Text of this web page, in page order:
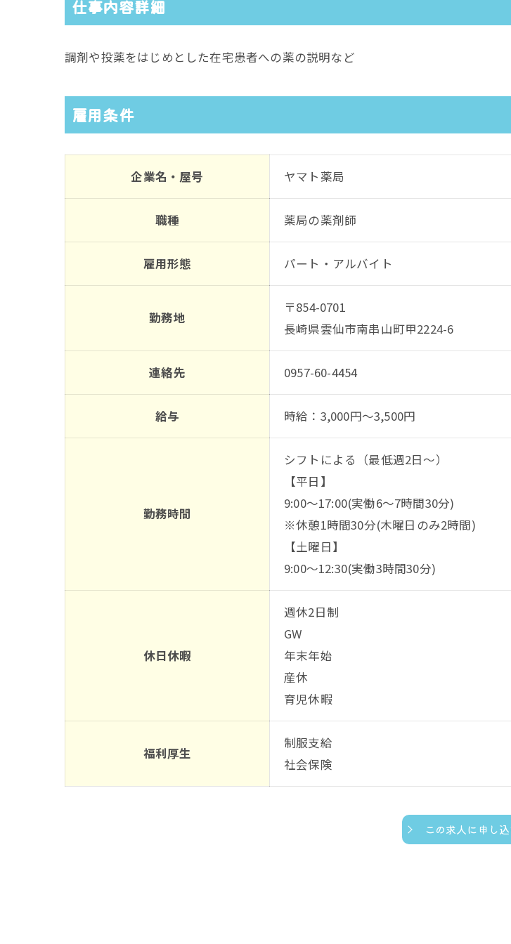
仕事内容詳細
調剤や投薬をはじめとした在宅患者への薬の説明など
雇用条件
企業名・屋号 ヤマト薬局
職種 薬局の薬剤師
雇用形態 パート・アルバイト
勤務地
〒854-0701
長崎県雲仙市南串山町甲2224-6
連絡先 0957-60-4454
給与 時給：3,000円～3,500円
勤務時間
シフトによる（最低週2日～）
【平日】
9:00〜17:00(実働6～7時間30分)
※休憩1時間30分(木曜日のみ2時間)
【土曜日】
9:00～12:30(実働3時間30分)
休日休暇
週休2日制
GW
年末年始
産休
育児休暇
福利厚生
制服支給
社会保険
この求人に申し